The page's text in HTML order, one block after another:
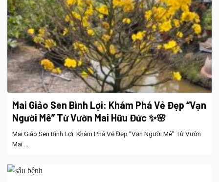
Mai Giảo Sen Bình Lợi: Khám Phá Vẻ Đẹp “Vạn
Người Mê” Từ Vườn Mai Hữu Đức ✨🌸
Mai Giảo Sen Bình Lợi: Khám Phá Vẻ Đẹp “Vạn Người Mê” Từ Vườn
Mai ...